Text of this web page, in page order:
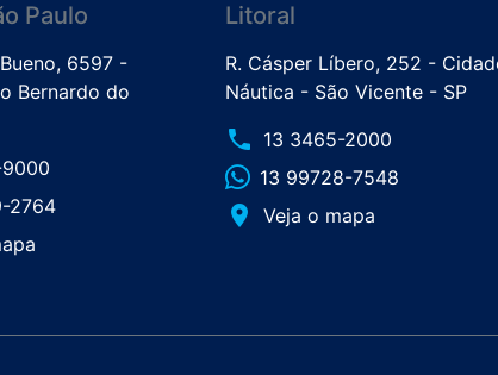
Paulo
6597 -
Bernardo do
2764
Litoral
R. Cásper Líbero, 252 -
Náutica - São Vicente - SP
phone 13 3465-2000
13 99728-7548
place Veja o mapa